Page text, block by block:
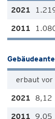
erbaut
8,12
9,05